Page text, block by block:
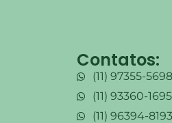
Contatos:
(11) 97355-
(11) 93360-
(11) 96394-